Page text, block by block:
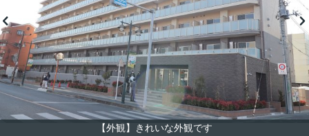
【外観】きれいな外観です